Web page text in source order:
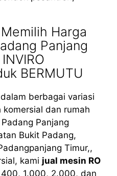
Harga
Panjang
BERMUTU
berbagai variasi
dan rumah
Panjang
Bukit Padang,
Timur,,
kami jual mesin RO
1.000, 2.000, dan